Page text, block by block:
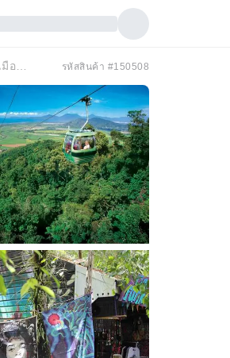
รหัสสินค้า #150508